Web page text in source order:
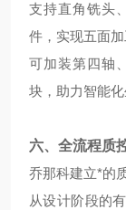
支持直角铣头
件，实现五面加
可加装第四轴
块，助力智能化
六、全流程质
乔那科建立*的
从设计阶段的